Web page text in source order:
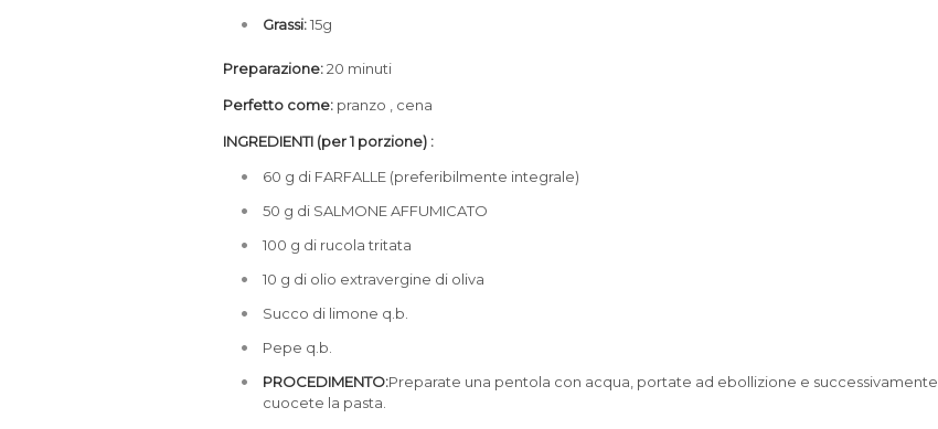
Grassi:15g
Preparazione:20 minuti
Perfetto come: pranzo , cena
INGREDIENTI (per 1 porzione) :
60 g di FARFALLE (preferibilmente integrale)
50 g di SALMONE AFFUMICATO
100 g di rucola tritata
10 g di olio extravergine di oliva
Succo di limone q.b.
Pepe q.b.
PROCEDIMENTO:Preparate una pentola con acqua, portate ad ebollizione e successivamente
cuocete la pasta.